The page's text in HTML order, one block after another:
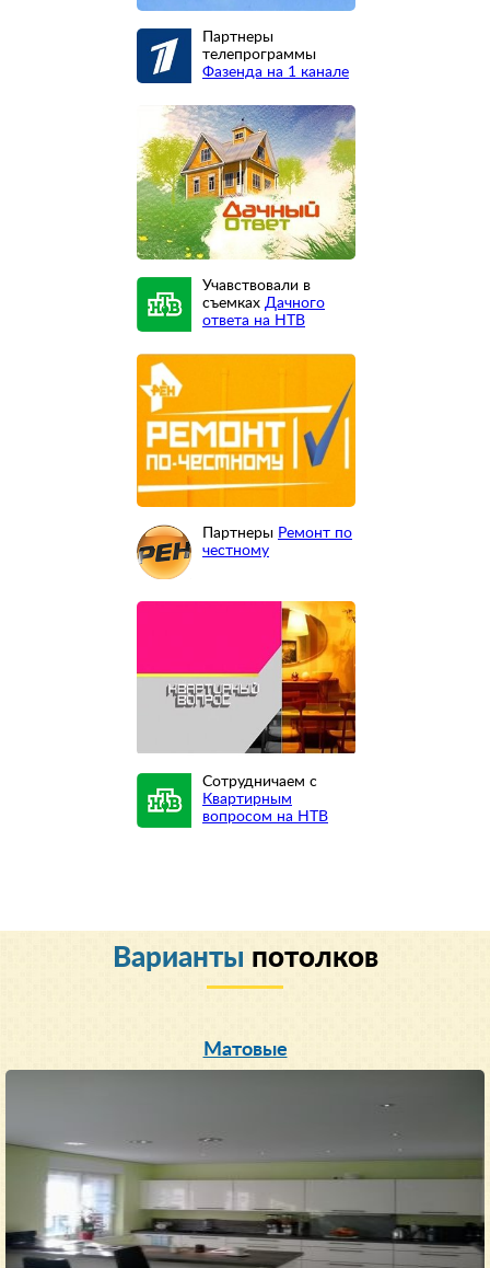
Партнеры
телепрограммы
Фазенда на 1 канале
Учавствовали в
съемках Дачного
ответа на НТВ
Партнеры Ремонт по
честному
Сотрудничаем с
Квартирным
вопросом на НТВ
Варианты потолков
Матовые